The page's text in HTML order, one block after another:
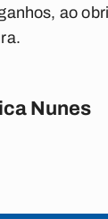
ao
Nunes